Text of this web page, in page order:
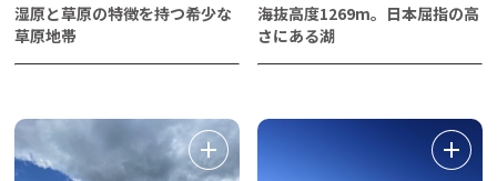
湿原と草原の特徴を持つ希少な
草原地帯
海抜高度1269m。日本屈指の高
さにある湖